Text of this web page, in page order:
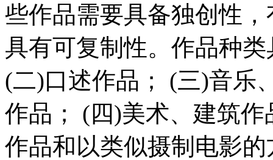
些作品需要具备独创性
具有可复制性。作品种
(二)口述作品； (三)音乐
作品； (四)美术、建筑
作品和以类似摄制电影